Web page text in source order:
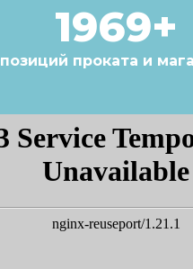
1969+
позиций проката и